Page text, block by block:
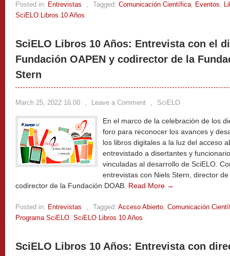
Posted in: Entrevistas , Tagged: Comunicación Científica, Eventos,
SciELO Libros 10 Años
SciELO Libros 10 Años: Entrevista con el
Fundación OAPEN y codirector de la
Stern
March 25, 2022 16:00 , Leave a Comment , SciELO
En el marco de la celebración de los
foro para reconocer los avances y
los libros digitales a la luz del acceso
entrevistado a disertantes y
vinculadas al desarrollo de SciELO.
entrevistas con Niels Stern, director
codirector de la Fundación DOAB. Read More →
Posted in: Entrevistas , Tagged: Acceso Abierto, Comunicación
Programa SciELO, SciELO Libros 10 Años
SciELO Libros 10 Años: Entrevista con